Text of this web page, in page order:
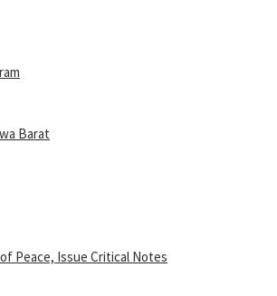
Barat
Peace, Issue Critical Notes